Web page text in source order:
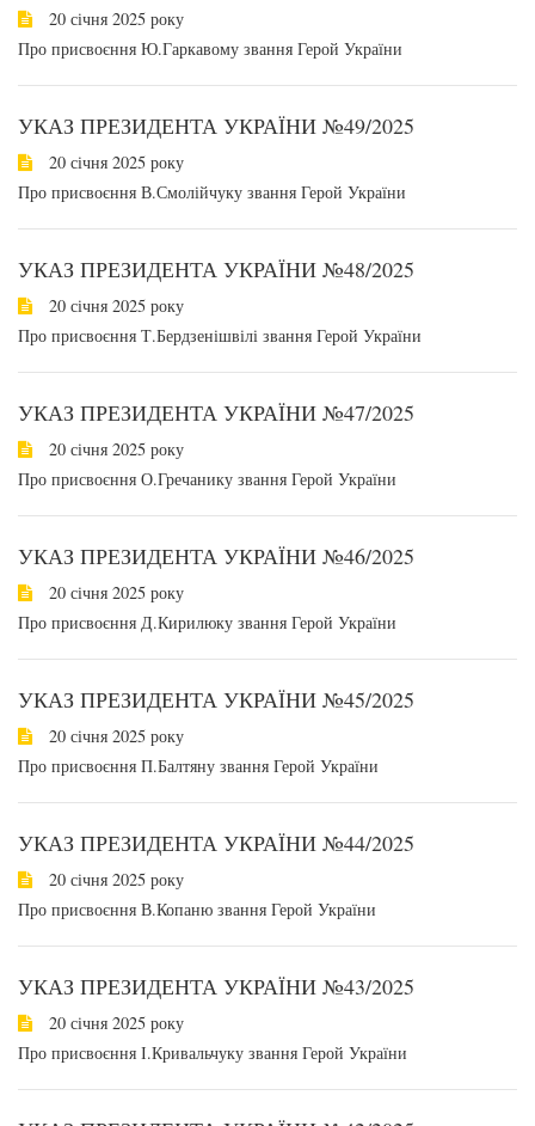
20 січня 2025 року
Про присвоєння Ю.Гаркавому звання Герой України
УКАЗ ПРЕЗИДЕНТА УКРАЇНИ №49/2025
20 січня 2025 року
Про присвоєння В.Смолійчуку звання Герой України
УКАЗ ПРЕЗИДЕНТА УКРАЇНИ №48/2025
20 січня 2025 року
Про присвоєння Т.Бердзенішвілі звання Герой України
УКАЗ ПРЕЗИДЕНТА УКРАЇНИ №47/2025
20 січня 2025 року
Про присвоєння О.Гречанику звання Герой України
УКАЗ ПРЕЗИДЕНТА УКРАЇНИ №46/2025
20 січня 2025 року
Про присвоєння Д.Кирилюку звання Герой України
УКАЗ ПРЕЗИДЕНТА УКРАЇНИ №45/2025
20 січня 2025 року
Про присвоєння П.Балтяну звання Герой України
УКАЗ ПРЕЗИДЕНТА УКРАЇНИ №44/2025
20 січня 2025 року
Про присвоєння В.Копаню звання Герой України
УКАЗ ПРЕЗИДЕНТА УКРАЇНИ №43/2025
20 січня 2025 року
Про присвоєння І.Кривальчуку звання Герой України